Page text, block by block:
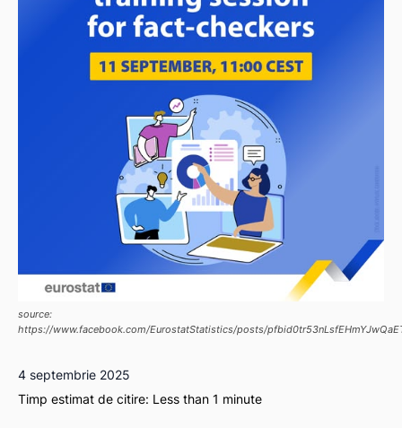
source:
https://www.facebook.com/EurostatStatistics/posts/
4 septembrie 2025
Timp estimat de citire: Less than 1 minute